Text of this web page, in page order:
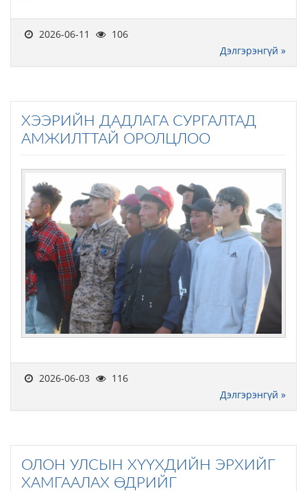
2026-06-11
106
Дэлгэрэнгүй »
ХЭЭРИЙН ДАДЛАГА СУРГАЛТАД
АМЖИЛТТАЙ ОРОЛЦЛОО
2026-06-03
116
Дэлгэрэнгүй »
ОЛОН УЛСЫН ХҮҮХДИЙН ЭРХИЙГ
ХАМГААЛАХ ӨДРИЙГ